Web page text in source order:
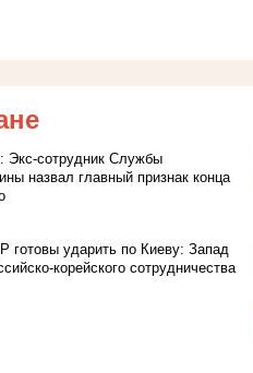
Экс-сотрудник Службы
назвал главный признак конца
готовы ударить по Киеву: Запад
корейского сотрудничества